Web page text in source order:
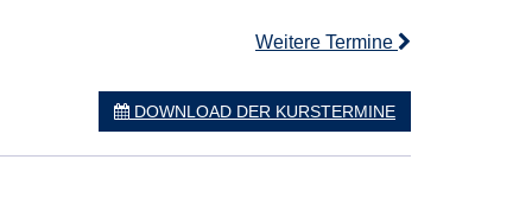
Weitere Termine
DOWNLOAD DER KURSTERMINE